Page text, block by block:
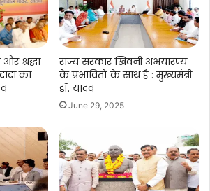
श्रद्धा
का
राज्य सरकार खिवनी अभयारण्य
के प्रभावितों के साथ है : मुख्यमंत्री
डॉ. यादव
June 29, 2025